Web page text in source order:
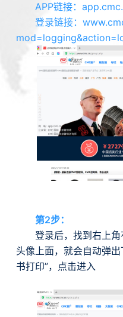
APP链接：
登录链接：
第2步：
登录后，找到右上
头像上面，就会自动弹
书打印”，点击进入